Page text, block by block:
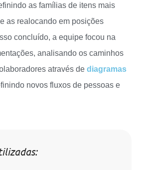
as famílias de itens mais
as realocando em posições
concluído, a equipe focou na
analisando os caminhos
através de diagramas
novos fluxos de pessoas e